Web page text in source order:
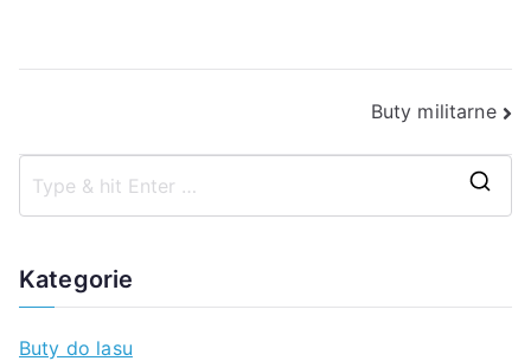
wpisu
Buty militarne
Kategorie
Buty do lasu